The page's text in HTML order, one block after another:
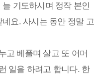
기도하시며 정작 본인
요. 사시는 동안 정말 고
고 베풀며 살고 또 어머
일을 하려고 합니다. 한